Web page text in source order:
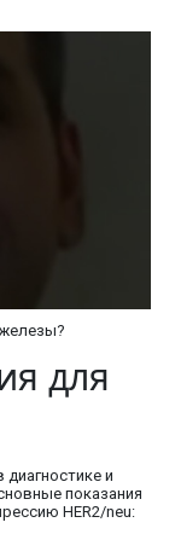
для
и
показания
HER2/neu: